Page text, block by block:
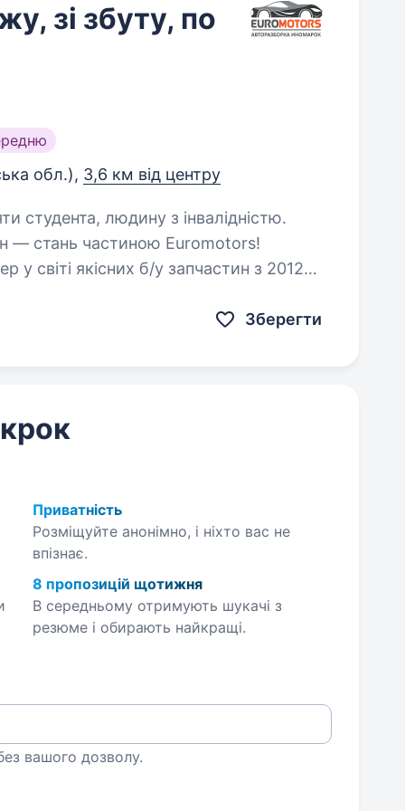
зі збуту, по
обл.), 3,6 км від центру
студента, людину з інвалідністю.
— стань частиною Euromotors!
світі якісних б/у запчастин з 2012
Зберегти
Приватність
Розміщуйте анонімно, і ніхто вас не
впізнає.
8 пропозицій щотижня
В середньому отримують шукачі з
резюме і обирають найкращі.
вашого дозволу.